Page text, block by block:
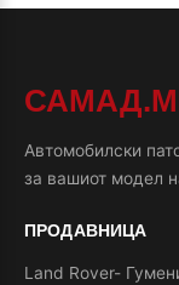
Автомобилски
за вашиот модел
ПРОДАВНИЦА
Land Rover-